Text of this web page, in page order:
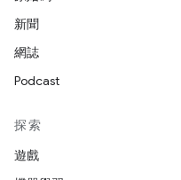
新聞
網誌
Podcast
探索
遊戲